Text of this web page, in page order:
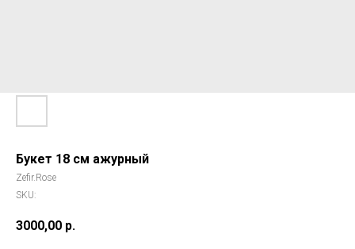
Букет 18 см ажурный
Zefir.Rose
SKU:
3000,00 р.